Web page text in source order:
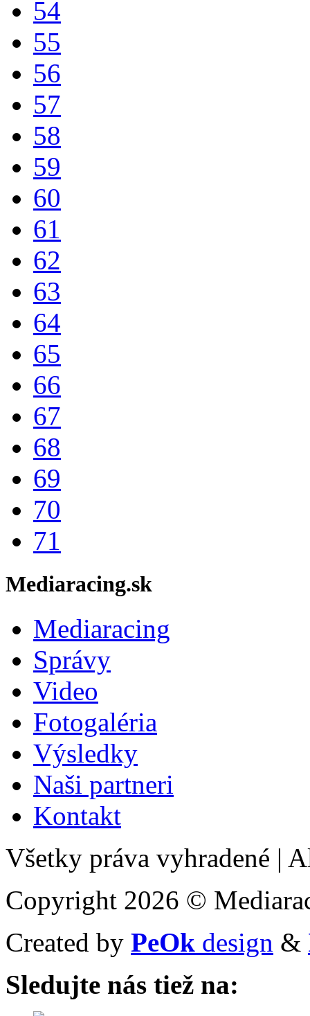
54
55
56
57
58
59
60
61
62
63
64
65
66
67
68
69
70
71
Mediaracing.sk
Mediaracing
Správy
Video
Fotogaléria
Výsledky
Naši partneri
Kontakt
Všetky práva vyhradené |
Copyright 2026 ©
Created by PeOk design &
Sledujte nás tiež na: